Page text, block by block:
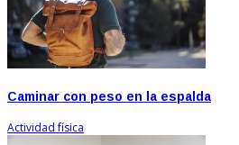
Caminar con peso en la espalda
Actividad física